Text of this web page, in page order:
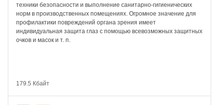
техники безопасности и выполнение санитарно-гигиенических
норм в производственных помещениях. Огромное значение для
профилактики повреждений органа зрения имеет
индивидуальная защита глаз с помощью всевозможных защитных
очков и масок и т. п.
179.5 Кбайт